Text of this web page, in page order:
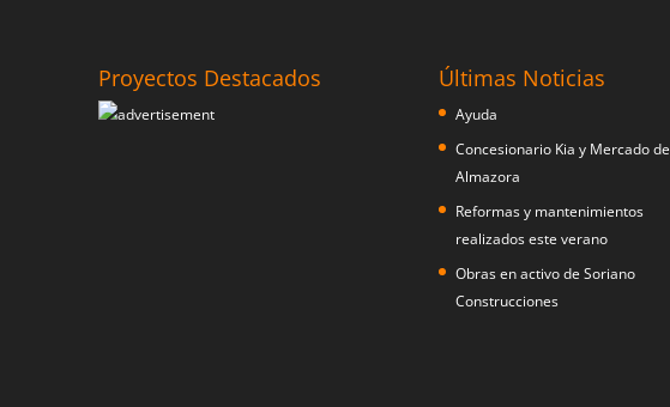
Proyectos Destacados Últimas Noticias
Ayuda
Concesionario Kia y Mercado de
Almazora
Reformas y mantenimientos
realizados este verano
Obras en activo de Soriano
Construcciones